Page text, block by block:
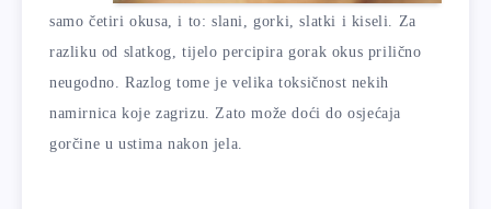
samo četiri okusa, i to: slani, gorki, slatki i kiseli. Za
razliku od slatkog, tijelo percipira gorak okus prilično
neugodno. Razlog tome je velika toksičnost nekih
namirnica koje zagrizu. Zato može doći do osjećaja
gorčine u ustima nakon jela.